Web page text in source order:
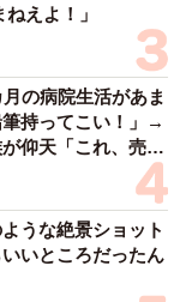
えよ！」
の病院生活があま
持ってこい！」→
仰天「これ、売れ
うな絶景ショット
いところだったん